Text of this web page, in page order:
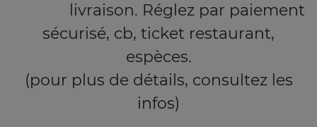
livraison. Réglez par paiement
sécurisé, cb, ticket restaurant,
espèces.
(pour plus de détails, consultez les
infos)